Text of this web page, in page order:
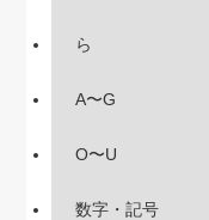
ら
A〜G
O〜U
数字・記号